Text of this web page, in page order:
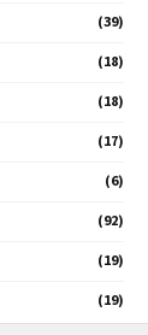
(39)
(18)
(18)
(17)
(6)
(92)
(19)
(19)